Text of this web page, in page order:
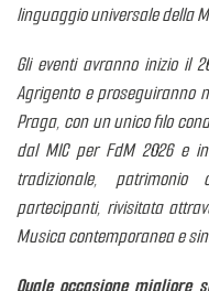
linguaggio universale della
Gli eventi avranno inizio il
Agrigento e proseguiranno
Praga, con un unico filo
dal MIC per FdM 2026 e
tradizionale,
partecipanti, rivisitata
Musica contemporanea e
Quale occasione migliore